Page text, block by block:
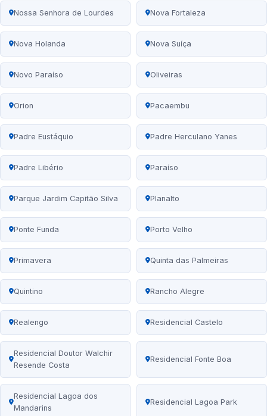
Nossa Senhora de Lourdes Nova Fortaleza
Nova Holanda Nova Suíça
Novo Paraíso Oliveiras
Orion Pacaembu
Padre Eustáquio Padre Herculano Yanes
Padre Libério Paraíso
Parque Jardim Capitão Silva Planalto
Ponte Funda Porto Velho
Primavera Quinta das Palmeiras
Quintino Rancho Alegre
Realengo Residencial Castelo
Residencial Doutor Walchir
Resende Costa
Residencial Fonte Boa
Residencial Lagoa dos
Mandarins
Residencial Lagoa Park